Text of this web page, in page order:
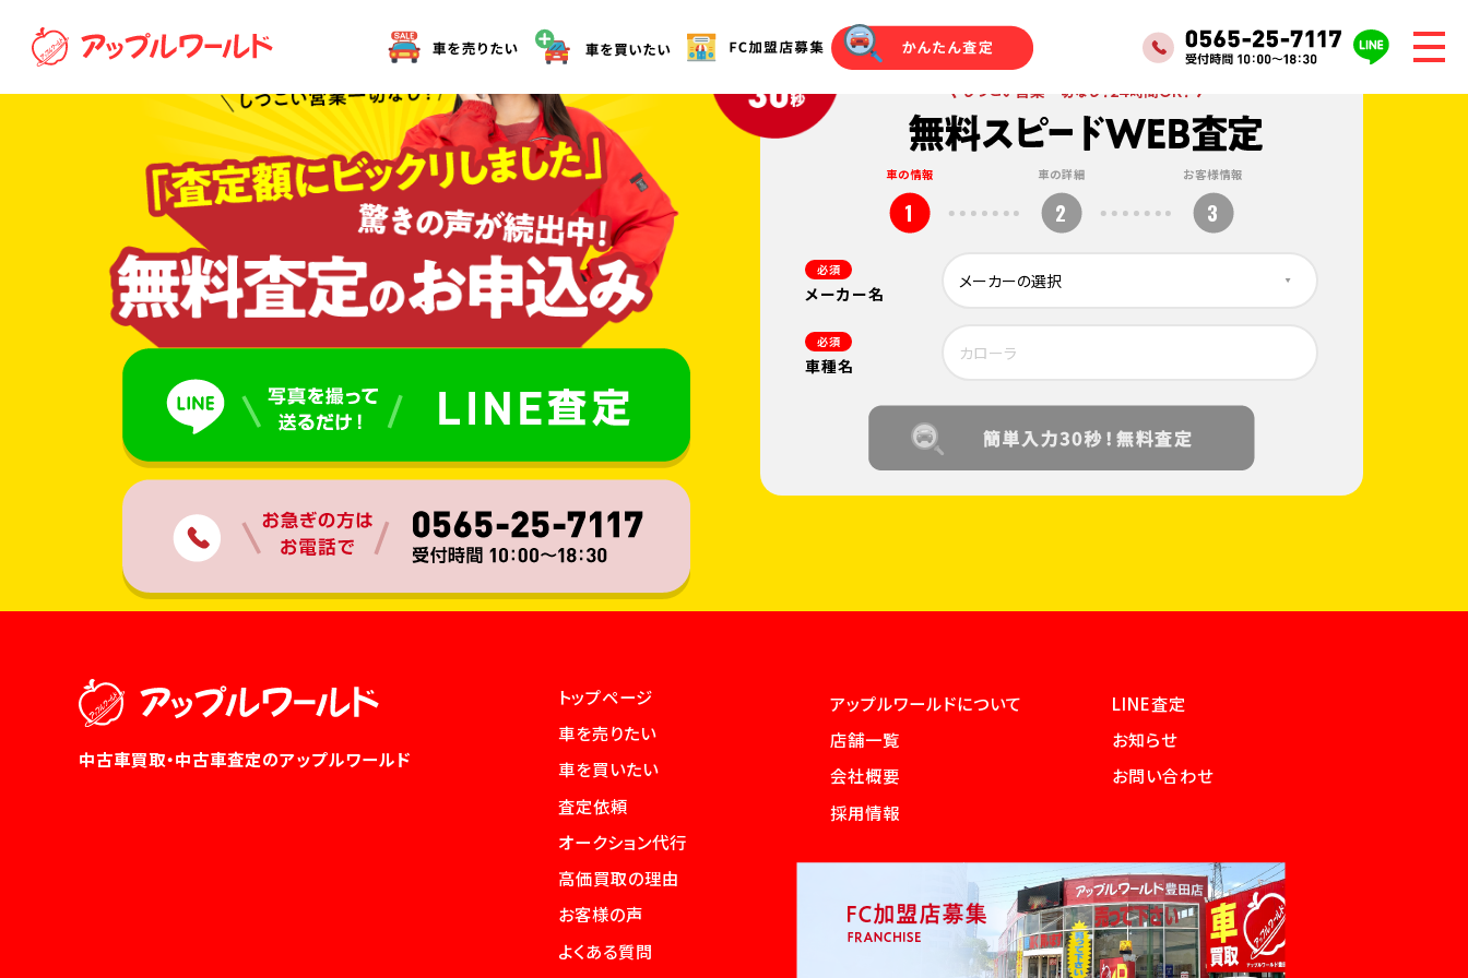
車の情報
1
車の詳細
2
お客様情報
3
必須
メーカー名
必須
車種名
中古車買取・中古車査定のアップルワールド
トップページ
車を売りたい
車を買いたい
査定依頼
オークション代行
高価買取の理由
お客様の声
よくある質問
アップルワールドについて
店舗一覧
会社概要
採用情報
LINE査定
お知らせ
お問い合わせ